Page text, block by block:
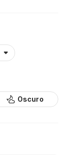
Oscuro